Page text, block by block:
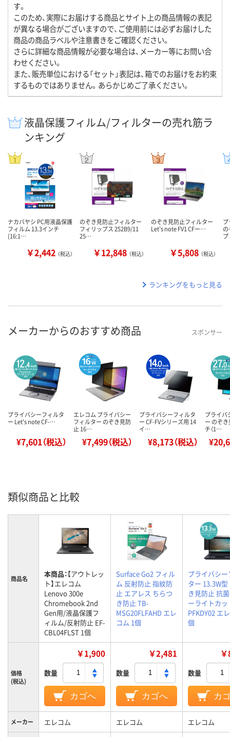
す。
このため、実際にお届けする商品とサイト上の商品情報の表記
が異なる場合がございますので、ご使用前には必ずお届けした
商品の商品ラベルや注意書きをご確認ください。
さらに詳細な商品情報が必要な場合は、メーカー等にお問い合
わせください。
また、販売単位における「セット」表記は、箱でのお届けをお約束
するものではありません。あらかじめご了承ください。
液晶保護フィルム/フィルターの売れ筋ラ
ンキング
ナカバヤシ PC用液晶保護
フィルム 13.3インチ
(16:1…
￥2,442 （税込）
のぞき見防止フィルター
フィリップス 252B9/11
25…
￥12,848 （税込）
のぞき見防止フィルター
Let’s note FV1 CFー…
￥5,808 （税込）
ランキングをもっと見る
メーカーからのおすすめ商品 スポンサー
プライバシーフィルタ
ー Let's note CF-…
¥7,601（税込）
エレコム プライバシー
フィルター のぞき見防
止 16…
¥7,499（税込）
プライバシーフィルタ
ー CF-FVシリーズ用 14
イ…
¥8,173（税込）
プライバ
ー のぞ
チ（1…
類似商品と比較
商品名 本商品：【アウトレッ
ト】エレコム
Lenovo 300e
Chromebook 2nd
Gen用/液晶保護フ
ィルム/反射防止 EF-
CBL04FLST 1個
Surface Go2 フィル
ム 反射防止 指紋防
止 エアレス ちらつ
き防止 TB-
MSG20FLFAHD エレ
コム 1個
プライバシ
ター 13.3W型
き見防止 抗
ーライトカッ
PFKDY02 エ
個
価格
(税込)
￥1,900
数量
カゴへ
￥2,481
数量
カゴへ
数量
カ
メーカー エレコム エレコム エレコム